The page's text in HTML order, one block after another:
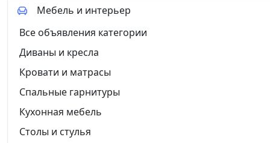
Мебель и интерьер
Все объявления категории
Диваны и кресла
Кровати и матрасы
Спальные гарнитуры
Кухонная мебель
Столы и стулья